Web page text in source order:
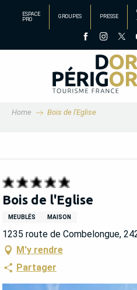
principal
ESPACE
PRO
GROUPES PRESSE
Home Bois de l'Eglise
Bois de l'Eglise
MEUBLÉS MAISON
1235 route de Combelongue,
M'y rendre
Partager